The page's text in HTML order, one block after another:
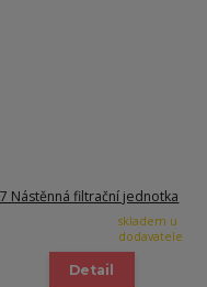
Nástěnná filtrační jednotka
skladem u
dodavatele
Detail